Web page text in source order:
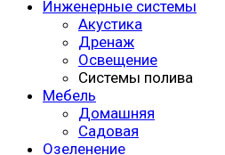
Инженерные системы
Акустика
Дренаж
Освещение
Системы полива
Мебель
Домашняя
Садовая
Озеленение